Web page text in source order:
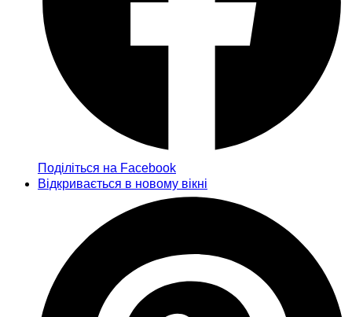
Поділіться на Facebook
Відкривається в новому вікні